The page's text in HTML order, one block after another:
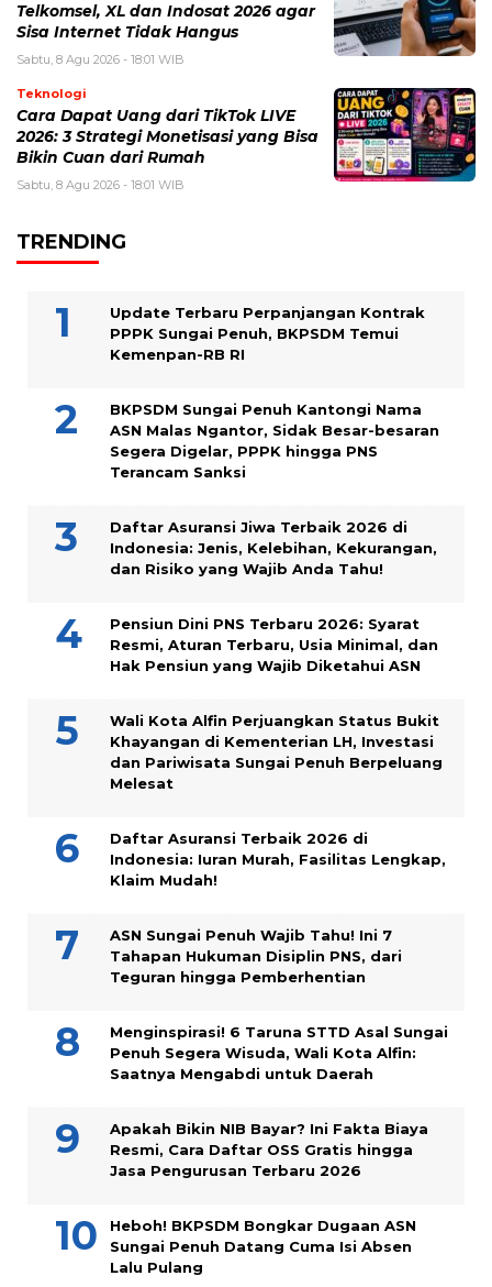
Telkomsel, XL dan Indosat 2026 agar
Sisa Internet Tidak Hangus
Sabtu, 8 Agu 2026 - 18:01 WIB
Teknologi
Cara Dapat Uang dari TikTok LIVE
2026: 3 Strategi Monetisasi yang Bisa
Bikin Cuan dari Rumah
Sabtu, 8 Agu 2026 - 18:01 WIB
TRENDING
Update Terbaru Perpanjangan Kontrak
PPPK Sungai Penuh, BKPSDM Temui
Kemenpan-RB RI
BKPSDM Sungai Penuh Kantongi Nama
ASN Malas Ngantor, Sidak Besar-besaran
Segera Digelar, PPPK hingga PNS
Terancam Sanksi
Daftar Asuransi Jiwa Terbaik 2026 di
Indonesia: Jenis, Kelebihan, Kekurangan,
dan Risiko yang Wajib Anda Tahu!
Pensiun Dini PNS Terbaru 2026: Syarat
Resmi, Aturan Terbaru, Usia Minimal, dan
Hak Pensiun yang Wajib Diketahui ASN
Wali Kota Alfin Perjuangkan Status Bukit
Khayangan di Kementerian LH, Investasi
dan Pariwisata Sungai Penuh Berpeluang
Melesat
Daftar Asuransi Terbaik 2026 di
Indonesia: Iuran Murah, Fasilitas Lengkap,
Klaim Mudah!
ASN Sungai Penuh Wajib Tahu! Ini 7
Tahapan Hukuman Disiplin PNS, dari
Teguran hingga Pemberhentian
Menginspirasi! 6 Taruna STTD Asal Sungai
Penuh Segera Wisuda, Wali Kota Alfin:
Saatnya Mengabdi untuk Daerah
Apakah Bikin NIB Bayar? Ini Fakta Biaya
Resmi, Cara Daftar OSS Gratis hingga
Jasa Pengurusan Terbaru 2026
Heboh! BKPSDM Bongkar Dugaan ASN
Sungai Penuh Datang Cuma Isi Absen
Lalu Pulang